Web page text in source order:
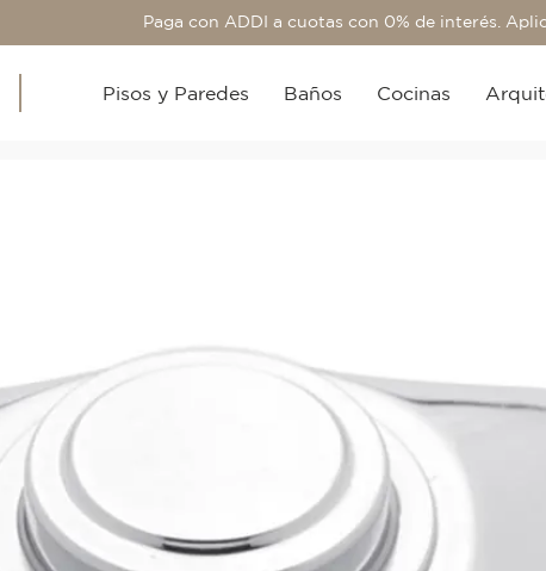
Paga con ADDI a cuotas con 0% de interés.
Pisos y Paredes Baños Cocinas